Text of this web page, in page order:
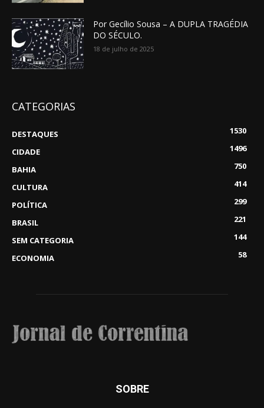
Por Gecílio Sousa – A DUPLA TRAGÉDIA
DO SÉCULO.
18 de julho de 2025
CATEGORIAS
DESTAQUES
1530
CIDADE
1496
BAHIA
750
CULTURA
414
POLÍTICA
299
BRASIL
221
SEM CATEGORIA
144
ECONOMIA
58
SOBRE